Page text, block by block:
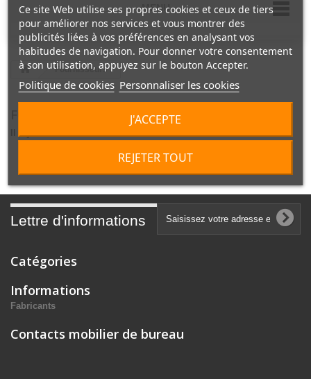
MENU
Fournisseurs :
Il n'y a aucun fournisseur.
Lettre d'informations
Catégories
Informations
Fabricants
Contacts mobilier de bureau
Ce site Web utilise ses propres cookies et ceux de tiers
pour améliorer nos services et vous montrer des
publicités liées à vos préférences en analysant vos
habitudes de navigation. Pour donner votre consentement
à son utilisation, appuyez sur le bouton Accepter.
Politique de cookies Personnaliser les cookies
REJETER TOUT
J'ACCEPTE